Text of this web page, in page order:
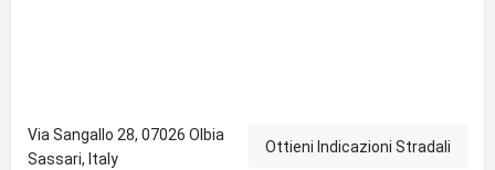
Via Sangallo 28, 07026 Olbia
Sassari, Italy
Ottieni Indicazioni Stradali